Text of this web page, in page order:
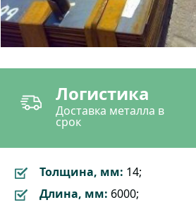
Логистика
Доставка металла в
срок
Толщина, мм: 14;
Длина, мм: 6000;